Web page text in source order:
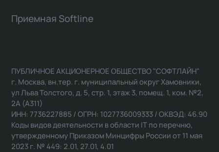
Приемная Softline
ПУБЛИЧНОЕ АКЦИОНЕРНОЕ ОБЩЕСТВО "СОФТЛАЙН"
г. Москва, вн.тер. г. муниципальный округ Хамовники,
ул Льва Толстого, д. 5, стр. 1, этаж 3, помещ. 1, ком. №2,
2А (А311)
ИНН: 7736227885 / ОГРН: 1027736009333 / ОКВЭД: 46.90
Коды видов деятельности в области IT по перечню,
утвержденному Приказом Минцифры России от 11 мая
2023 г. № 449: 2.01, 27.01, 4.01